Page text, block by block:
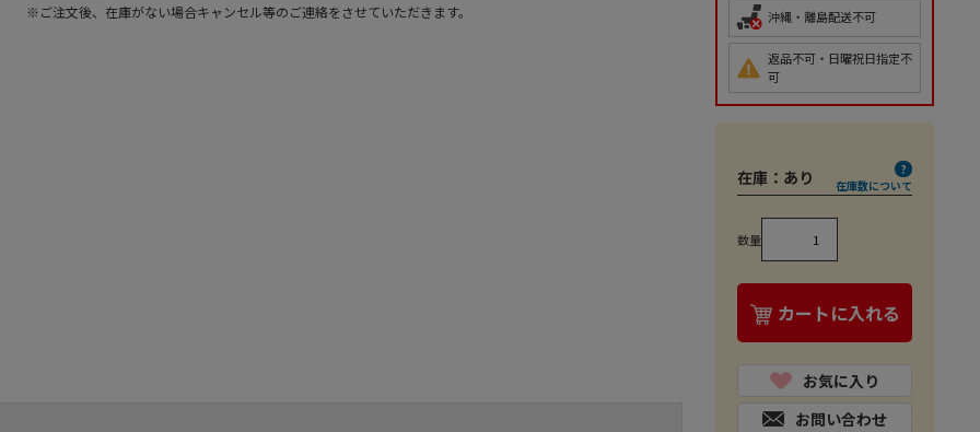
※ご注文後、在庫がない場合キャンセル等のご連絡をさせていただきます。
沖縄・離島配送不可
返品不可・日曜祝日指定不
可
在庫： あり 在庫数について
数量
カートに入れる
お気に入り
お問い合わせ